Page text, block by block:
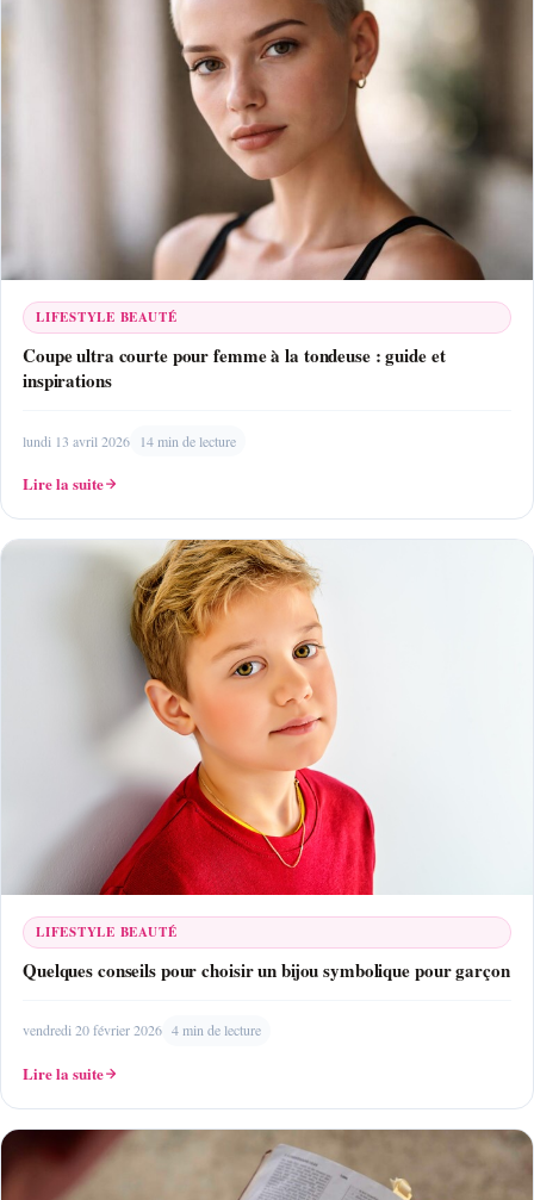
LIFESTYLE BEAUTÉ
Coupe ultra courte pour femme à la tondeuse : guide et
inspirations
lundi 13 avril 2026 14 min de lecture
Lire la suite
LIFESTYLE BEAUTÉ
Quelques conseils pour choisir un bijou symbolique pour garçon
vendredi 20 février 2026 4 min de lecture
Lire la suite